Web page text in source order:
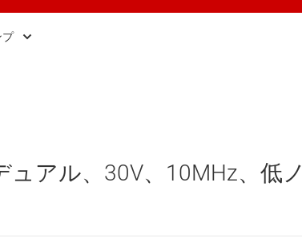
マイコン (MCU) / プロセッサ
VGA)
プ
度オペアンプ (Vos が 1mV 未満)
アル、30V、10MHz、低ノ